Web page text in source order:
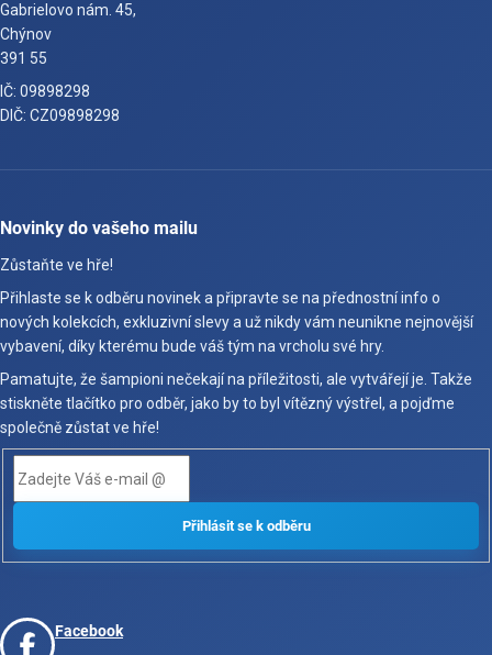
Gabrielovo nám. 45,
Chýnov
391 55
IČ: 09898298
DIČ: CZ09898298
Novinky do vašeho mailu
Zůstaňte ve hře!
Přihlaste se k odběru novinek a připravte se na přednostní info o
nových kolekcích, exkluzivní slevy a už nikdy vám neunikne nejnovější
vybavení, díky kterému bude váš tým na vrcholu své hry.
Pamatujte, že šampioni nečekají na příležitosti, ale vytvářejí je. Takže
stiskněte tlačítko pro odběr, jako by to byl vítězný výstřel, a pojďme
společně zůstat ve hře!
Facebook